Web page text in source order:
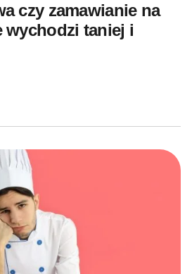
czy zamawianie na
wychodzi taniej i